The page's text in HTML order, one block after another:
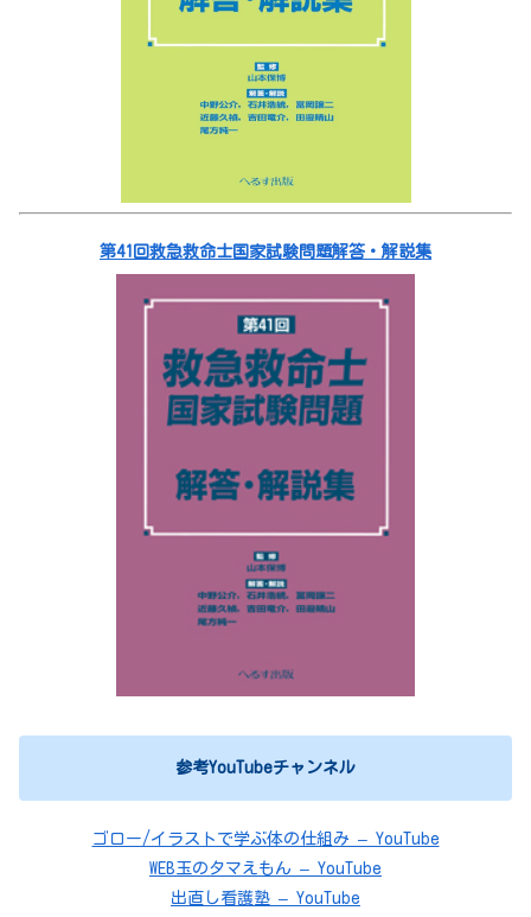
第41回救急救命士国家試験問題解答・解説集
参考YouTubeチャンネル
ゴロー/イラストで学ぶ体の仕組み – YouTube
WEB玉のタマえもん – YouTube
出直し看護塾 – YouTube